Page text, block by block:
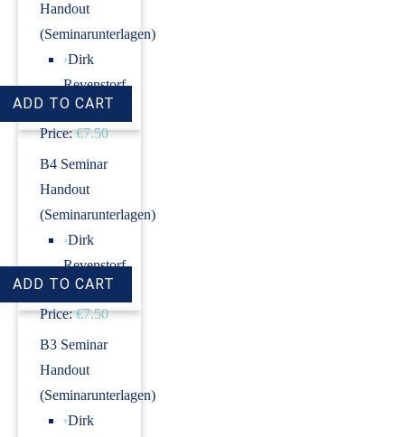
Handout
(Seminarunterlagen)
›Dirk
Revenstorf
Price: €7.50
B4 Seminar
Handout
(Seminarunterlagen)
›Dirk
Revenstorf
Price: €7.50
B3 Seminar
Handout
(Seminarunterlagen)
›Dirk